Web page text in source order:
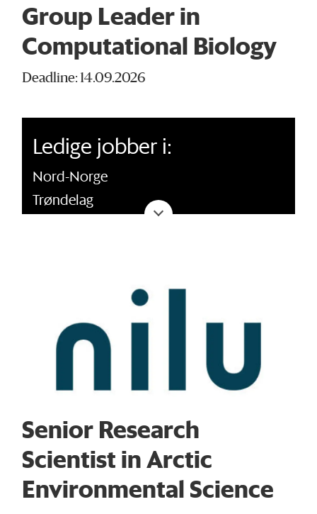
Group Leader in
Computational Biology
Deadline: 14.09.2026
Ledige jobber i:
Nord-Norge
Trøndelag
Senior Research
Scientist in Arctic
Environmental Science